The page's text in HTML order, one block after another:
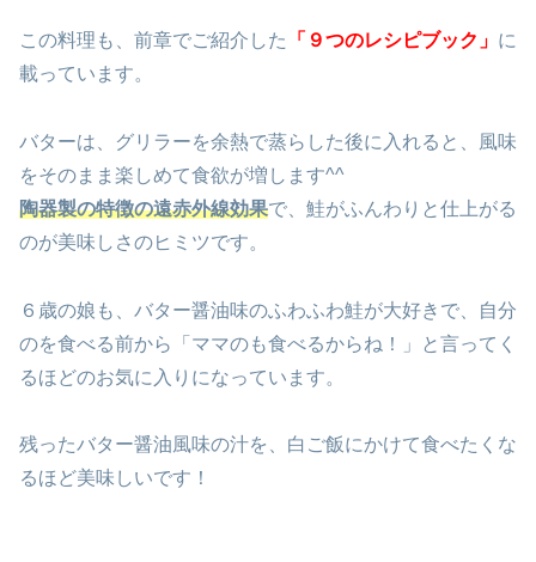
この料理も、前章でご紹介した 「９つのレシピブック」 に
載っています。
バターは、グリラーを余熱で蒸らした後に入れると、風味
をそのまま楽しめて食欲が増します^^
陶器製の特徴の遠赤外線効果で、鮭がふんわりと仕上がる
のが美味しさのヒミツです。
６歳の娘も、バター醤油味のふわふわ鮭が大好きで、自分
のを食べる前から「ママのも食べるからね！」と言ってく
るほどのお気に入りになっています。
残ったバター醤油風味の汁を、白ご飯にかけて食べたくな
るほど美味しいです！